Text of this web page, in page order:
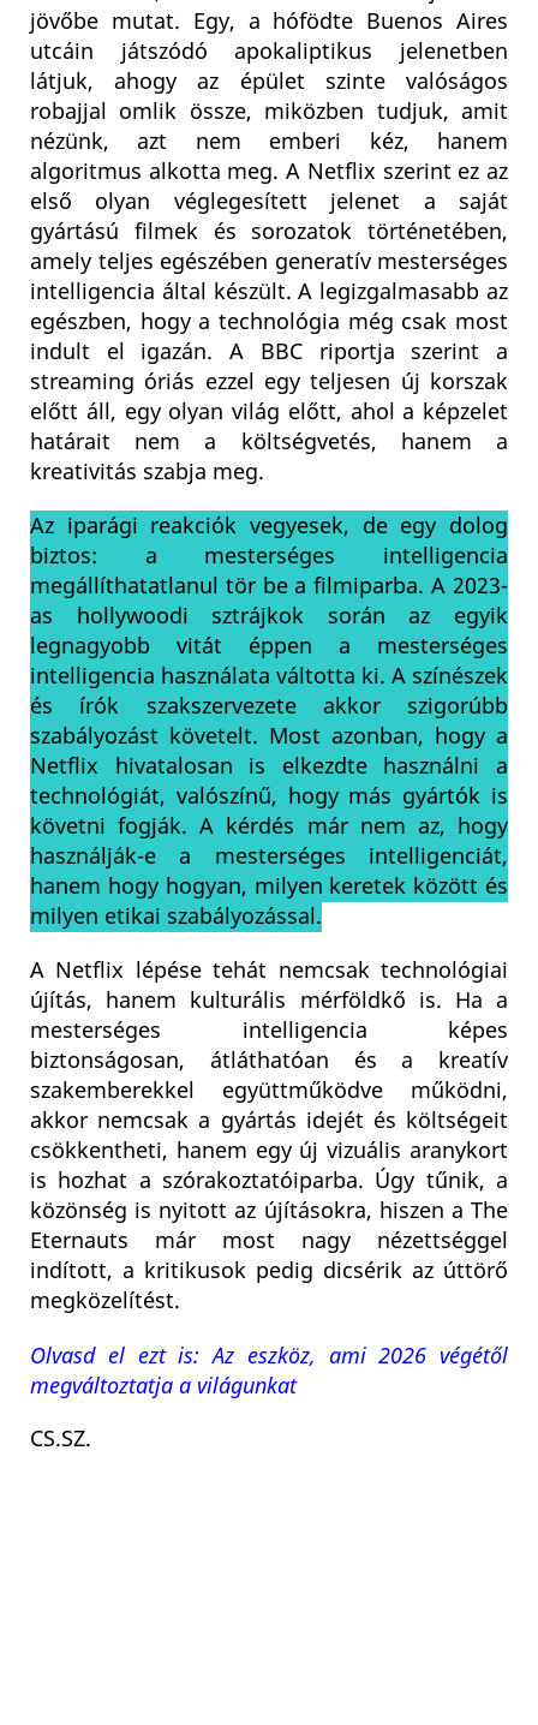
jövőbe mutat. Egy, a hófödte Buenos Aires
utcáin játszódó apokaliptikus jelenetben
látjuk, ahogy az épület szinte valóságos
robajjal omlik össze, miközben tudjuk, amit
nézünk, azt nem emberi kéz, hanem
algoritmus alkotta meg. A Netflix szerint ez az
első olyan véglegesített jelenet a saját
gyártású filmek és sorozatok történetében,
amely teljes egészében generatív mesterséges
intelligencia által készült. A legizgalmasabb az
egészben, hogy a technológia még csak most
indult el igazán. A BBC riportja szerint a
streaming óriás ezzel egy teljesen új korszak
előtt áll, egy olyan világ előtt, ahol a képzelet
határait nem a költségvetés, hanem a
kreativitás szabja meg.
Az iparági reakciók vegyesek, de egy dolog
biztos: a mesterséges intelligencia
megállíthatatlanul tör be a filmiparba. A 2023-
as hollywoodi sztrájkok során az egyik
legnagyobb vitát éppen a mesterséges
intelligencia használata váltotta ki. A színészek
és írók szakszervezete akkor szigorúbb
szabályozást követelt. Most azonban, hogy a
Netflix hivatalosan is elkezdte használni a
technológiát, valószínű, hogy más gyártók is
követni fogják. A kérdés már nem az, hogy
használják-e a mesterséges intelligenciát,
hanem hogy hogyan, milyen keretek között és
milyen etikai szabályozással.
A Netflix lépése tehát nemcsak technológiai
újítás, hanem kulturális mérföldkő is. Ha a
mesterséges intelligencia képes
biztonságosan, átláthatóan és a kreatív
szakemberekkel együttműködve működni,
akkor nemcsak a gyártás idejét és költségeit
csökkentheti, hanem egy új vizuális aranykort
is hozhat a szórakoztatóiparba. Úgy tűnik, a
közönség is nyitott az újításokra, hiszen a The
Eternauts már most nagy nézettséggel
indított, a kritikusok pedig dicsérik az úttörő
megközelítést.
Olvasd el ezt is: Az eszköz, ami 2026 végétől
megváltoztatja a világunkat
CS.SZ.